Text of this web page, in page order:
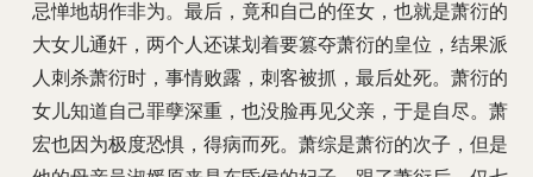
忌惮地胡作非为。最后，竟和自己的侄女，也就是萧衍的
大女儿通奸，两个人还谋划着要篡夺萧衍的皇位，结果派
人刺杀萧衍时，事情败露，刺客被抓，最后处死。萧衍的
女儿知道自己罪孽深重，也没脸再见父亲，于是自尽。萧
宏也因为极度恐惧，得病而死。萧综是萧衍的次子，但是